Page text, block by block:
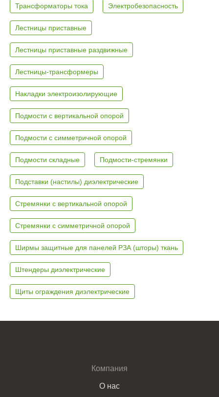
Трансформаторы тока Электробезопасность
Лестницы приставные
Лестницы приставные раздвижные
Лестницы-трансформеры
Накладки электроизолирующие
Подмости с вертикальной опорой
Подмости с симметричной опорой
Подмости складные Подмости-стремянки
Подставки (настилы) диэлектрические
Стремянки с вертикальной опорой
Стремянки с симметричной опорой
Ширмы защитные для панелей РЗА (шторы) ткань
Штендеры диэлектрические
Щиты ограждения диэлектрические
Компания
О нас